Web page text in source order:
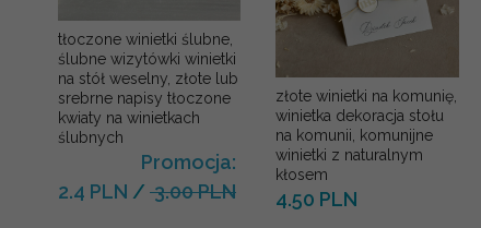
tłoczone winietki ślubne,
ślubne wizytówki winietki
na stół weselny, złote lub
srebrne napisy tłoczone
kwiaty na winietkach
ślubnych
Promocja:
2.4 PLN / 3.00 PLN
złote winietki na komunię,
winietka dekoracja stołu
na komunii, komunijne
winietki z naturalnym
kłosem
4.50 PLN